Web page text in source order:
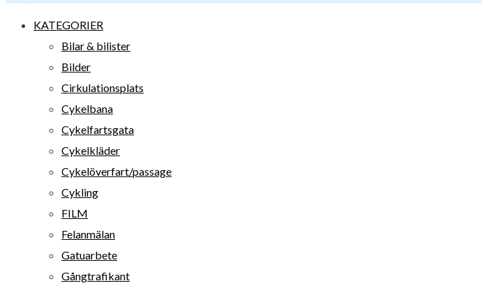
KATEGORIER
Bilar & bilister
Bilder
Cirkulationsplats
Cykelbana
Cykelfartsgata
Cykelkläder
Cykelöverfart/passage
Cykling
FILM
Felanmälan
Gatuarbete
Gångtrafikant